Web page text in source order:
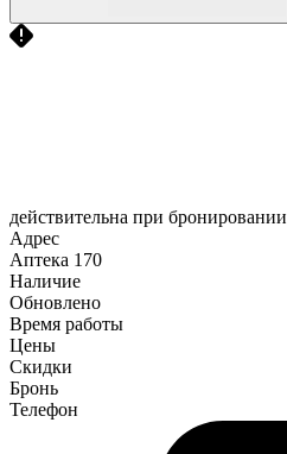
действительна при бронировании
Адрес
Аптека 170
Наличие
Обновлено
Время работы
Цены
Скидки
Бронь
Телефон